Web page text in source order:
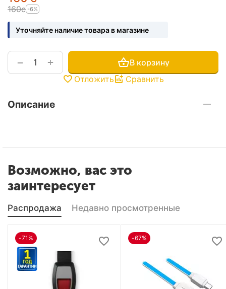
‍160‍с -6%
Уточняйте наличие товара в магазине
+
−
В корзину
Отложить
Сравнить
Описание
Возможно, вас это
заинтересует
Распродажа Недавно просмотренные
-71% -67%